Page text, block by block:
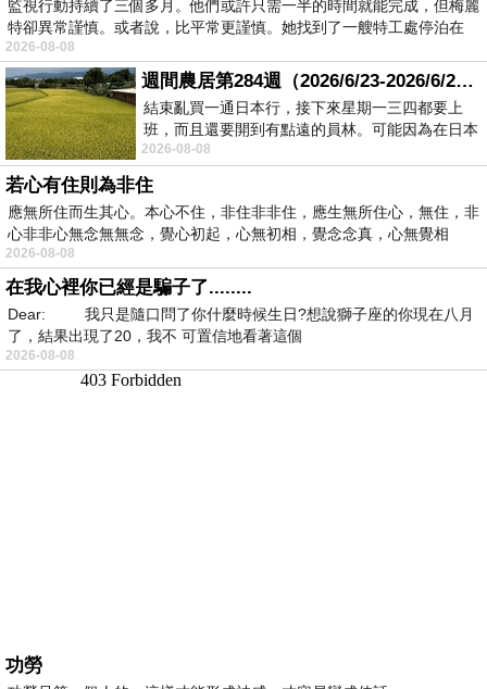
監視行動持續了三個多月。他們或許只需一半的時間就能完成，但梅麗
特卻異常謹慎。或者說，比平常更謹慎。她找到了一艘特工處停泊在
2026-08-08
週間農居第284週（2026/6/23-2026/6/24) 夏至 金黃稻浪洋溢豐收喜悅
結束亂買一通日本行，接下來星期一三四都要上
班，而且還要開到有點遠的員林。可能因為在日本
花不少錢，星期一出門上班時，心裡沒有一
2026-08-08
若心有住則為非住
應無所住而生其心。本心不住，非住非非住，應生無所住心，無住，非
心非非心無念無無念，覺心初起，心無初相，覺念念真，心無覺相
2026-08-08
在我心裡你已經是騙子了........
Dear: 我只是隨口問了你什麼時候生日?想說獅子座的你現在八月
了，結果出現了20，我不 可置信地看著這個
2026-08-08
功勞